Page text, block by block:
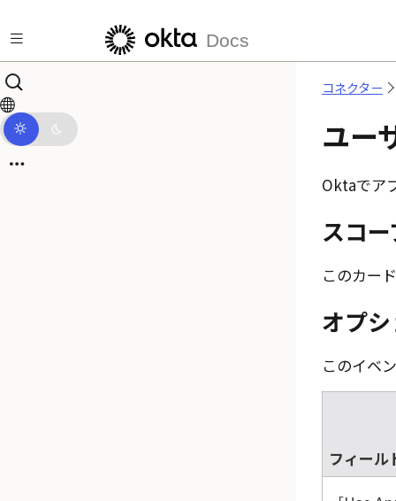
Docs
コネクター
ユー
Oktaでア
スコー
このカー
オプ
このイベ
フィール